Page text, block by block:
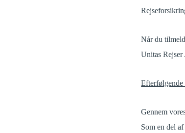
Når du
Unitas Rejser
Gennem
Som en del